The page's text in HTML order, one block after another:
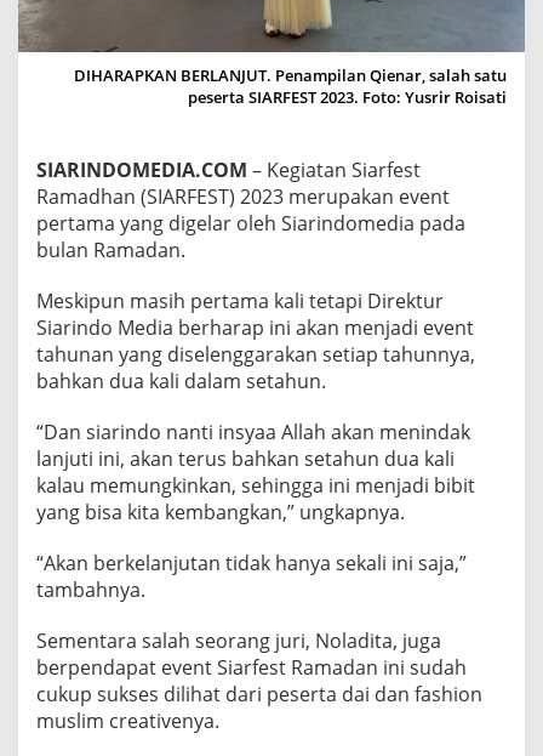
R
A
P
K
T
E
R
U
E
R
L
A
N
U
DIHARAPKAN BERLANJUT. Penampilan Qienar, salah satu
peserta SIARFEST 2023. Foto: Yusrir Roisati
SIARINDOMEDIA.COM – Kegiatan Siarfest
Ramadhan (SIARFEST) 2023 merupakan event
pertama yang digelar oleh Siarindomedia pada
bulan Ramadan.
Meskipun masih pertama kali tetapi Direktur
Siarindo Media berharap ini akan menjadi event
tahunan yang diselenggarakan setiap tahunnya,
bahkan dua kali dalam setahun.
“Dan siarindo nanti insyaa Allah akan menindak
lanjuti ini, akan terus bahkan setahun dua kali
kalau memungkinkan, sehingga ini menjadi bibit
yang bisa kita kembangkan,” ungkapnya.
“Akan berkelanjutan tidak hanya sekali ini saja,”
tambahnya.
Sementara salah seorang juri, Noladita, juga
berpendapat event Siarfest Ramadan ini sudah
cukup sukses dilihat dari peserta dai dan fashion
muslim creativenya.